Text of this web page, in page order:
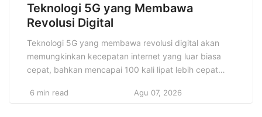
Teknologi 5G yang Membawa
Revolusi Digital
Teknologi 5G yang membawa revolusi digital akan
memungkinkan kecepatan internet yang luar biasa
cepat, bahkan mencapai 100 kali lipat lebih cepat
teknologi ini juga membuka pintu untuk
6 min read Agu 07, 2026